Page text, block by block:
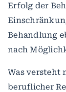
Erfolg der
Behandlung
nach
Was versteht
beruflicher